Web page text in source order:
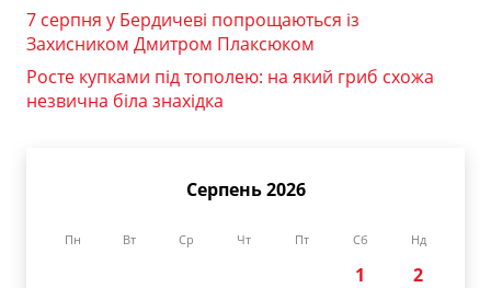
7 серпня у Бердичеві попрощаються із
Захисником Дмитром Плаксюком
Росте купками під тополею: на який гриб схожа
незвична біла знахідка
Серпень 2026
Пн Вт Ср Чт Пт Сб Нд
1
2